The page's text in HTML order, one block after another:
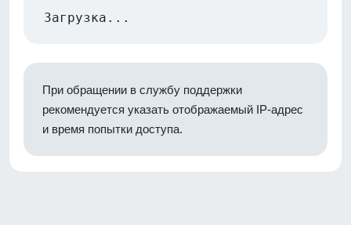
Загрузка...
При обращении в службу поддержки
рекомендуется указать отображаемый IP-адрес
и время попытки доступа.